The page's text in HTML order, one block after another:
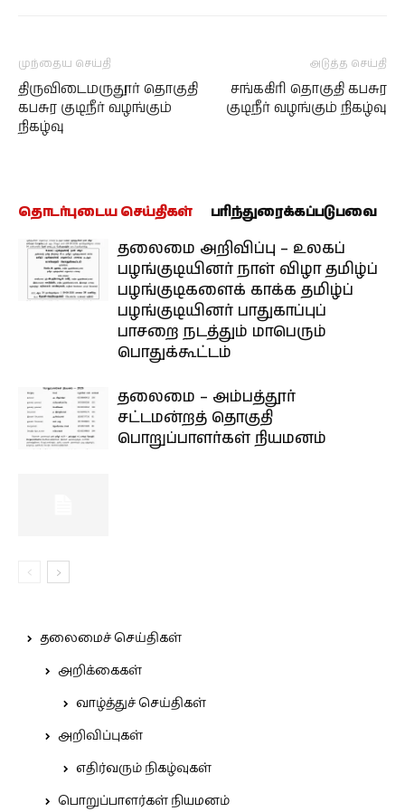
முந்தைய செய்தி
திருவிடைமருதூர் தொகுதி
கபசுர குடிநீர் வழங்கும்
நிகழ்வு
அடுத்த செய்தி
சங்ககிரி தொகுதி கபசுர
குடிநீர் வழங்கும் நிகழ்வு
தொடர்புடைய செய்திகள் பரிந்துரைக்கப்படுபவை
தலைமை அறிவிப்பு – உலகப்
பழங்குடியினர் நாள் விழா தமிழ்ப்
பழங்குடிகளைக் காக்க தமிழ்ப்
பழங்குடியினர் பாதுகாப்புப்
பாசறை நடத்தும் மாபெரும்
பொதுக்கூட்டம்
தலைமை – அம்பத்தூர்
சட்டமன்றத் தொகுதி
பொறுப்பாளர்கள் நியமனம்
தலைமைச் செய்திகள்
அறிக்கைகள்
வாழ்த்துச் செய்திகள்
அறிவிப்புகள்
எதிர்வரும் நிகழ்வுகள்
பொறுப்பாளர்கள் நியமனம்